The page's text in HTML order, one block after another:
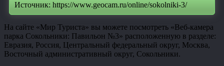
Источник: https://www.geocam.ru/online/sokolniki-3/
На сайте «Мир Туриста» вы можете посмотреть «Веб-камера
парка Сокольники: Павильон №3» расположенную в разделе:
Евразия, Россия, Центральный федеральный округ, Москва,
Восточный административный округ, Сокольники.